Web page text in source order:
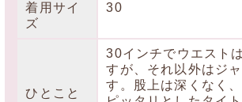
着用サイ
ズ
30
ひとこと
30インチでウエスト
すが、それ以外はジ
す。股上は深くなく